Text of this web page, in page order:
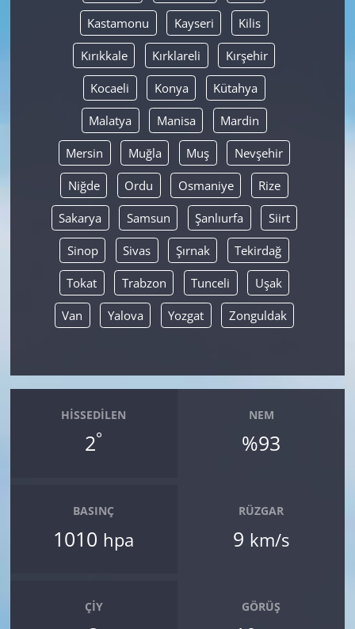
Kastamonu Kayseri Kilis
Kırıkkale Kırklareli Kırşehir
Kocaeli Konya Kütahya
Malatya Manisa Mardin
Mersin Muğla Muş Nevşehir
Niğde Ordu Osmaniye Rize
Sakarya Samsun Şanlıurfa Siirt
Sinop Sivas Şırnak Tekirdağ
Tokat Trabzon Tunceli Uşak
Van Yalova Yozgat Zonguldak
HISSEDILEN
2°
NEM
%93
BASINÇ
1010 hpa
RÜZGAR
9 km/s
ÇIY GÖRÜŞ